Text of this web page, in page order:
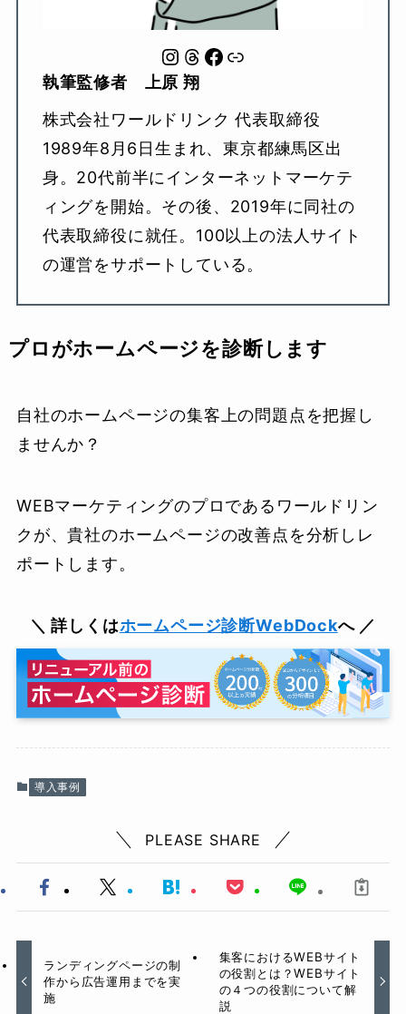
Instagram
Threads
Facebook
Link
執筆監修者 上原 翔
株式会社ワールドリンク 代表取締役
1989年8月6日生まれ、東京都練馬区出
身。20代前半にインターネットマーケテ
ィングを開始。その後、2019年に同社の
代表取締役に就任。100以上の法人サイト
の運営をサポートしている。
プロがホームページを診断します
自社のホームページの集客上の問題点を把握し
ませんか？
WEBマーケティングのプロであるワールドリン
クが、貴社のホームページの改善点を分析しレ
ポートします。
＼ 詳しくはホームページ診断WebDockへ ／
導入事例
PLEASE SHARE
ランディングページの制
作から広告運用までを実
施
集客におけるWEBサイト
の役割とは？WEBサイト
の４つの役割について解
説